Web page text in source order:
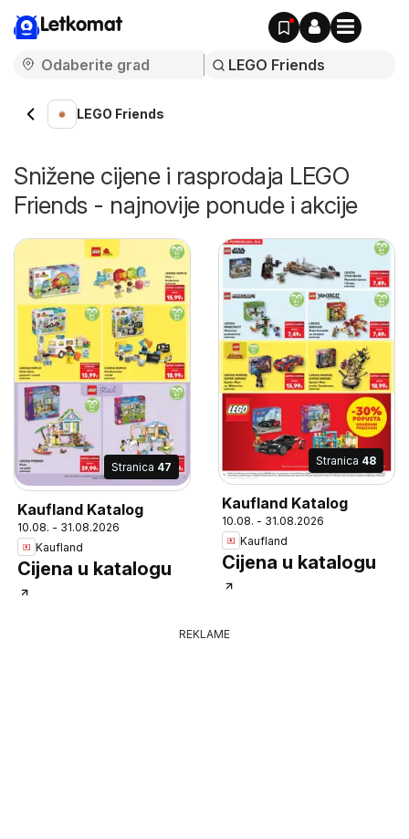
Letkomat
LEGO Friends
Snižene cijene i rasprodaja LEGO
Friends - najnovije ponude i akcije
Stranica 47
Kaufland Katalog
10.08. - 31.08.2026
Kaufland
Cijena u katalogu
Stranica 48
Kaufland Katalog
10.08. - 31.08.2026
Kaufland
Cijena u katalogu
REKLAME